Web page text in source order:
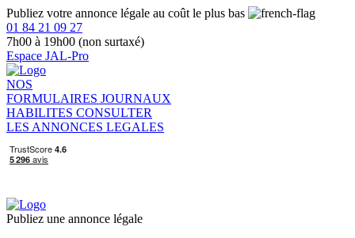
Publiez votre annonce légale au coût le plus bas
01 84 21 09 27
7h00 à 19h00 (non surtaxé)
Espace JAL-Pro
NOS
FORMULAIRES JOURNAUX
HABILITES CONSULTER
LES ANNONCES LEGALES
Publiez une annonce légale